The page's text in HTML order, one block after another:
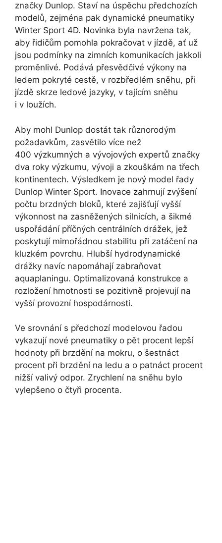
značky Dunlop. Staví na úspěchu předchozích
modelů, zejména pak dynamické pneumatiky
Winter Sport 4D. Novinka byla navržena tak,
aby řidičům pomohla pokračovat v jízdě, ať už
jsou podmínky na zimních komunikacích jakkoli
proměnlivé. Podává přesvědčivé výkony na
ledem pokryté cestě, v rozbředlém sněhu, při
jízdě skrze ledové jazyky, v tajícím sněhu
i v loužích.
Aby mohl Dunlop dostát tak různorodým
požadavkům, zasvětilo více než
400 výzkumných a vývojových expertů značky
dva roky výzkumu, vývoji a zkouškám na třech
kontinentech. Výsledkem je nový model řady
Dunlop Winter Sport. Inovace zahrnují zvýšení
počtu brzdných bloků, které zajišťují vyšší
výkonnost na zasněžených silnicích, a šikmé
uspořádání příčných centrálních drážek, jež
poskytují mimořádnou stabilitu při zatáčení na
kluzkém povrchu. Hlubší hydrodynamické
drážky navíc napomáhají zabraňovat
aquaplaningu. Optimalizovaná konstrukce a
rozložení hmotnosti se pozitivně projevují na
vyšší provozní hospodárnosti.
Ve srovnání s předchozí modelovou řadou
vykazují nové pneumatiky o pět procent lepší
hodnoty při brzdění na mokru, o šestnáct
procent při brzdění na ledu a o patnáct procent
nižší valivý odpor. Zrychlení na sněhu bylo
vylepšeno o čtyři procenta.